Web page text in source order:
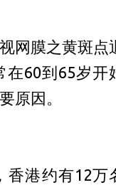
网膜之黄斑点
在60到65岁开
原因。
香港约有12万